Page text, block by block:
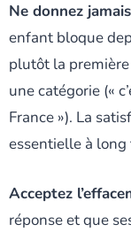
Ne donnez
enfant bloque
plutôt la
une catégorie («
France »). La
essentielle à long
Acceptez
réponse et que